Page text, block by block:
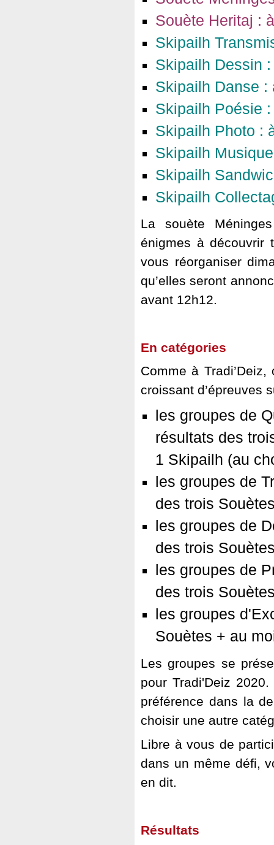
Souète Heritaj :
Skipailh
Skipailh Dessin
Skipailh Danse :
Skipailh Poésie
Skipailh Photo :
Skipailh
Skipailh
Skipailh
La souète
énigmes à découvrir
vous réorganiser
qu’elles seront
avant 12h12.
En catégories
Comme à
croissant d’épreuves
les groupes de
résultats des
1 Skipailh (au
les groupes de
des trois
les groupes de
des trois
les groupes de
des trois
les groupes
Souètes + au
Les groupes se
pour Tradi'Deiz
préférence dans la
choisir une autre
Libre à vous de
dans un même défi,
en dit.
Résultats